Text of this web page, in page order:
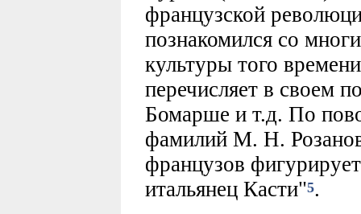
французской
познакомился со
культуры того
перечисляет в своем
Бомарше и т.д. По
фамилий М. Н.
французов
итальянец Касти"5.